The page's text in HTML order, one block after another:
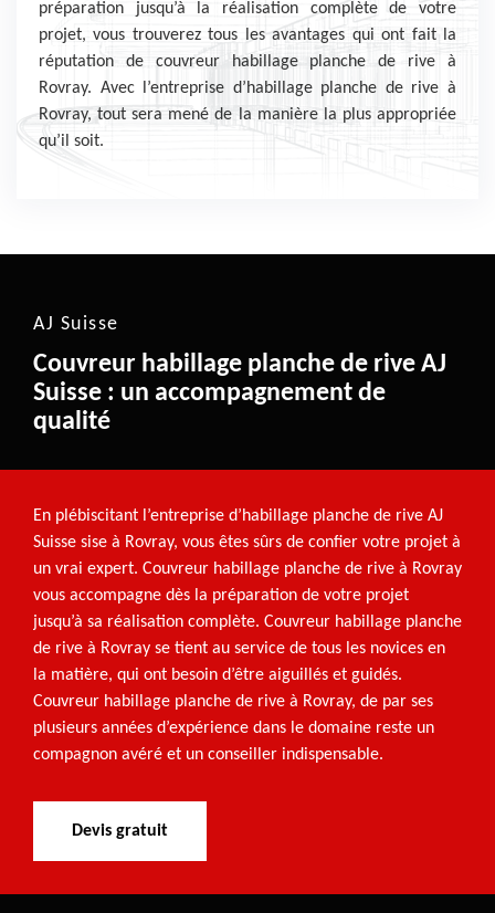
préparation jusqu’à la réalisation complète de votre
projet, vous trouverez tous les avantages qui ont fait la
réputation de couvreur habillage planche de rive à
Rovray. Avec l’entreprise d’habillage planche de rive à
Rovray, tout sera mené de la manière la plus appropriée
qu’il soit.
AJ Suisse
Couvreur habillage planche de rive AJ
Suisse : un accompagnement de
qualité
En plébiscitant l’entreprise d’habillage planche de rive AJ
Suisse sise à Rovray, vous êtes sûrs de confier votre projet à
un vrai expert. Couvreur habillage planche de rive à Rovray
vous accompagne dès la préparation de votre projet
jusqu’à sa réalisation complète. Couvreur habillage planche
de rive à Rovray se tient au service de tous les novices en
la matière, qui ont besoin d’être aiguillés et guidés.
Couvreur habillage planche de rive à Rovray, de par ses
plusieurs années d’expérience dans le domaine reste un
compagnon avéré et un conseiller indispensable.
Devis gratuit